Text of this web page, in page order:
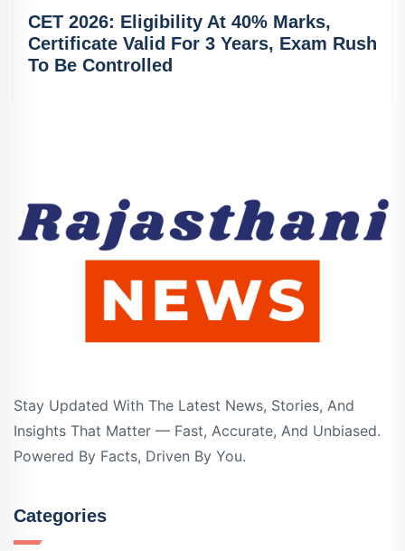
CET 2026: Eligibility At 40% Marks,
Certificate Valid For 3 Years, Exam Rush
To Be Controlled
Stay Updated With The Latest News, Stories, And
Insights That Matter — Fast, Accurate, And Unbiased.
Powered By Facts, Driven By You.
Categories